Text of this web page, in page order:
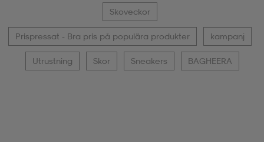
Skoveckor
Prispressat - Bra pris på populära produkter kampanj
Utrustning Skor Sneakers BAGHEERA